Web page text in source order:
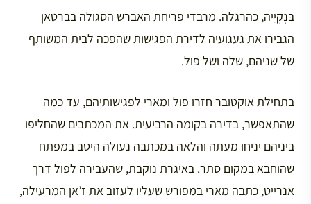
בַּנְקְיֵיה, כהרגלה. מרבדי פריחת האברש הסגולה בברטאן
הגבירו את געגועיה לדירת הפגישות שהפכה לבית המשותף
של שניהם, שלה ושל פול.
בתחילת אוקטובר חזרו פול ומארי לפגישותיהם, עד כמה
שהתאפשר, בדירה בקומה הרביעית. את המכתבים שהחליפו
ביניהם יניחו מעתה והלאה במכתבה נעולה היטב במפתח
שהוחבא במקום סתר. באיגרת נוקבת, שהעבירה לפול דרך
אנרייט, כתבה מארי במפורש שעליו לעזוב את ז’אן המרעילה,